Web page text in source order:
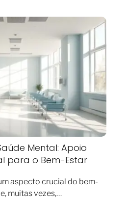
Mental: Apoio
para o Bem-Estar
aspecto crucial do bem-
muitas vezes,…